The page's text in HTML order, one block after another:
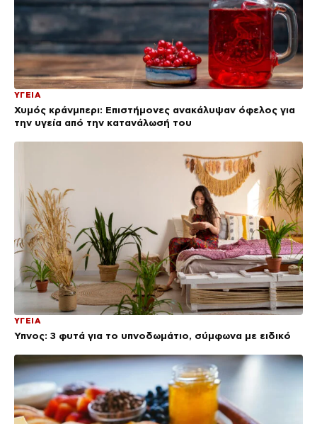
ΥΓΕΙΑ
Χυμός κράνμπερι: Επιστήμονες ανακάλυψαν όφελος για
την υγεία από την κατανάλωσή του
ΥΓΕΙΑ
Ύπνος: 3 φυτά για το υπνοδωμάτιο, σύμφωνα με ειδικό